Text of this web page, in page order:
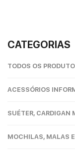
CATEGORIAS
TODOS OS
ACESSÓRIOS
SUÉTER, CARDIGAN
MOCHILAS, MALAS